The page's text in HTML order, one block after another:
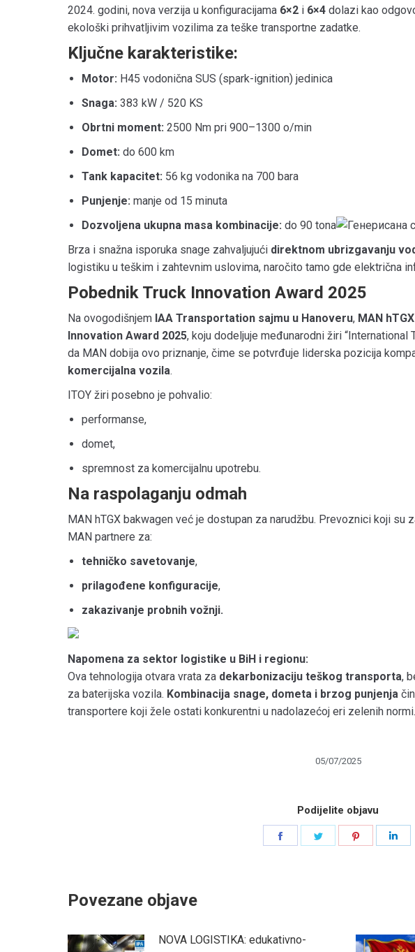
2024. godini, nova verzija u konfiguracijama 6×2 i 6×4 dolazi kao
ekološki prihvatljivim vozilima za teške transportne zadatke.
Ključne karakteristike:
Motor: H45 vodonična SUS (spark-ignition) jedinica
Snaga: 383 kW / 520 KS
Obrtni moment: 2500 Nm pri 900–1300 o/min
Domet: do 600 km
Tank kapacitet: 56 kg vodonika na 700 bara
Punjenje: manje od 15 minuta
Dozvoljena ukupna masa kombinacije: do 90 tona
Brza i snažna isporuka snage zahvaljujući direktnom ubrizgavanju
logistiku u teškim i zahtevnim uslovima, naročito tamo gde električna
Pobednik Truck Innovation Award 2025
Na ovogodišnjem IAA Transportation sajmu u Hanoveru, MAN hTGX
Innovation Award 2025, koju dodeljuje međunarodni žiri “International
da MAN dobija ovo priznanje, čime se potvrđuje liderska pozicija
komercijalna vozila.
ITOY žiri posebno je pohvalio:
performanse,
domet,
spremnost za komercijalnu upotrebu.
Na raspolaganju odmah
MAN hTGX bakwagen već je dostupan za narudžbu. Prevoznici koji su
MAN partnere za:
tehničko savetovanje,
prilagođene konfiguracije,
zakazivanje probnih vožnji.
Napomena za sektor logistike u BiH i regionu:
Ova tehnologija otvara vrata za dekarbonizaciju teškog transporta,
za baterijska vozila. Kombinacija snage, dometa i brzog punjenja
transportere koji žele ostati konkurentni u nadolazećoj eri zelenih normi.
05/07/2025
Podijelite objavu
Share
Povezane objave
NOVA LOGISTIKA: edukativno-